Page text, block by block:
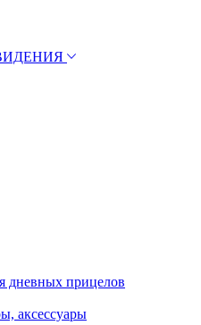
дневных прицелов
аксессуары